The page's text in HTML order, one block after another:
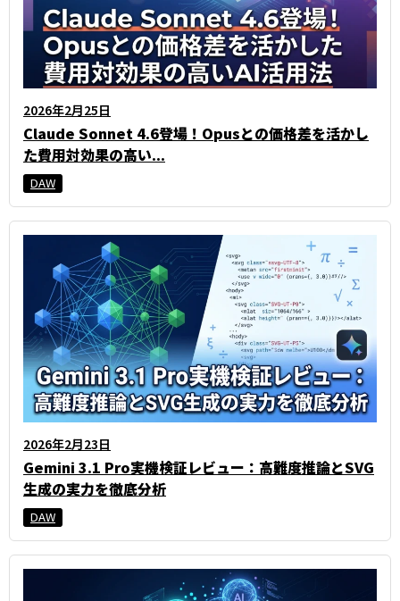
2026年2月25日
Claude Sonnet 4.6登場！Opusとの価格差を活かし
た費用対効果の高い...
DAW
2026年2月23日
Gemini 3.1 Pro実機検証レビュー：高難度推論とSVG
生成の実力を徹底分析
DAW